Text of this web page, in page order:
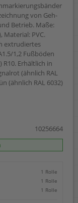
von Geh-
Betrieb. Maße:
Material: PVC.
extrudiertes
1,2 Fußböden
R10. Erhältlich in
(ähnlich RAL
(ähnlich RAL 6032)
10256664
1 Rolle
1 Rolle
1 Rolle